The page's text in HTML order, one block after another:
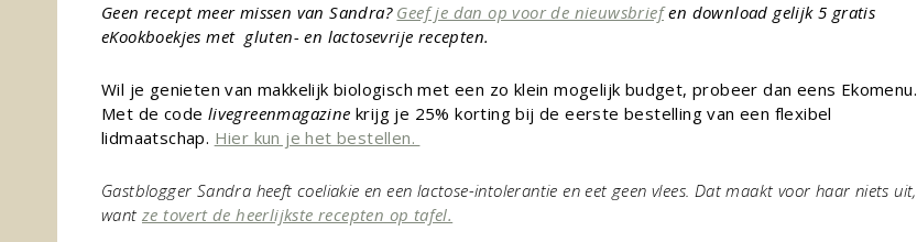
Geen recept meer missen van Sandra? Geef je dan op voor de nieuwsbriefen download gelijk 5 gratis
eKookboekjes met gluten- en lactosevrije recepten.
Wil je genieten van makkelijk biologisch met een zo klein mogelijk budget, probeer dan eens Ekomenu.
Met de code livegreenmagazine krijg je 25% korting bij de eerste bestelling van een flexibel
lidmaatschap. Hier kun je het bestellen.
Gastblogger Sandra heeft coeliakie en een lactose-intolerantie en eet geen vlees. Dat maakt voor haar niets uit,
want ze tovert de heerlijkste recepten op tafel.